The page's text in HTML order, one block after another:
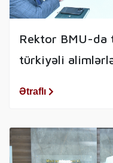
Rektor BMU-da
türkiyəli
Ətraflı